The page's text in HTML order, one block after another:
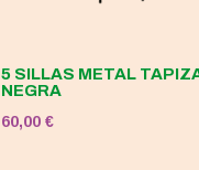
5 SILLAS METAL
NEGRA
60,00 €